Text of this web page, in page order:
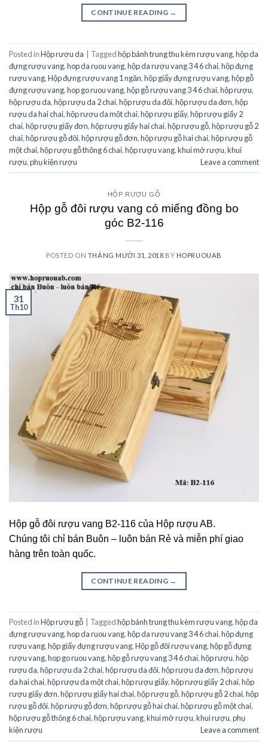
CONTINUE READING →
Posted inHộp rượu da | Taggedhộp bánh trung thu kèm rượu vang,hộp da
đựng rượu vang,hop da ruou vang,hộp da rượu vang 3 4 6 chai,hộp đựng
rượu vang,Hộp đựng rượu vang 1 ngăn,hộp giấy đựng rượu vang,hộp gỗ
đựng rượu vang,hop go ruou vang,hộp gỗ rượu vang 3 4 6 chai,hộp rượu,
hộp rượu da,hộp rượu da 2 chai,hộp rượu da đôi,hộp rượu da đơn,hộp
rượu da hai chai,hộp rượu da một chai,hộp rượu giấy,hộp rượu giấy 2
chai,hộp rượu giấy đơn,hộp rượu giấy hai chai,hộp rượu gỗ,hộp rượu gỗ 2
chai,hộp rượu gỗ đôi,hộp rượu gỗ đơn,hộp rượu gỗ hai chai,hộp rượu gỗ
một chai,hộp rượu gỗ thông 6 chai,hộp rượu vang,khui mở rượu,khui
rượu,phụ kiện rượu Leave a comment
HỘP RƯỢU GỖ
Hộp gỗ đôi rượu vang có miếng đồng bo
góc B2-116
POSTED ON THÁNG MƯỜI 31, 2018 BY HOPRUOUAB
31
Th10
Hộp gỗ đôi rượu vang B2-116 của Hộp rượu AB.
Chúng tôi chỉ bán Buôn – luôn bán Rẻ và miễn phí giao
hàng trên toàn quốc.
CONTINUE READING →
Posted inHộp rượu gỗ Taggedhộp bánh trung thu kèm rượu vang,hộp da
đựng rượu vang,hop da ruou vang,hộp da rượu vang 3 4 6 chai,hộp đựng
rượu vang,hộp giấy đựng rượu vang,Hộp gỗ đôi rượu vang,hộp gỗ đựng
rượu vang,hop go ruou vang,hộp gỗ rượu vang 3 4 6 chai,hộp rượu,hộp
rượu da,hộp rượu da 2 chai,hộp rượu da đôi,hộp rượu da đơn,hộp rượu
da hai chai,hộp rượu da một chai,hộp rượu giấy,hộp rượu giấy 2 chai,hộp
rượu giấy đơn,hộp rượu giấy hai chai,hộp rượu gỗ,hộp rượu gỗ 2 chai,hộp
rượu gỗ đôi,hộp rượu gỗ đơn,hộp rượu gỗ hai chai,hộp rượu gỗ một chai,
hộp rượu gỗ thông 6 chai,hộp rượu vang,khui mở rượu,khui rượu,phụ
kiện rượu
Leave a comment